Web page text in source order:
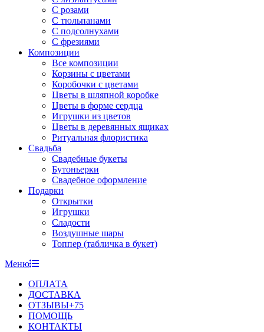
С розами
С тюльпанами
С подсолнухами
С фрезиями
Композиции
Все композиции
Корзины с цветами
Коробочки с цветами
Цветы в шляпной коробке
Цветы в форме сердца
Игрушки из цветов
Цветы в деревянных ящиках
Ритуальная флористика
Свадьба
Свадебные букеты
Бутоньерки
Свадебное оформление
Подарки
Открытки
Игрушки
Сладости
Воздушные шары
Топпер (табличка в букет)
Меню
ОПЛАТА
ДОСТАВКА
ОТЗЫВЫ+75
ПОМОЩЬ
КОНТАКТЫ